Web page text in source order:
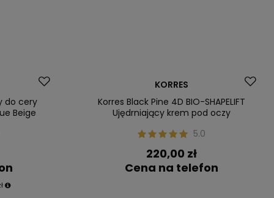
do cery
Beige
KORRES
Korres Black Pine 4D BIO-SHAPELIFT
Ujędrniający krem pod oczy
5.0
220,00 zł
Cena na telefon